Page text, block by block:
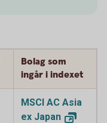
Bolag som
ingår i indexet
MSCI AC Asia
ex Japan